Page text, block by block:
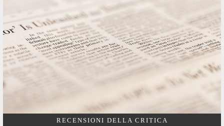
RECENSIONI DELLA CRITICA